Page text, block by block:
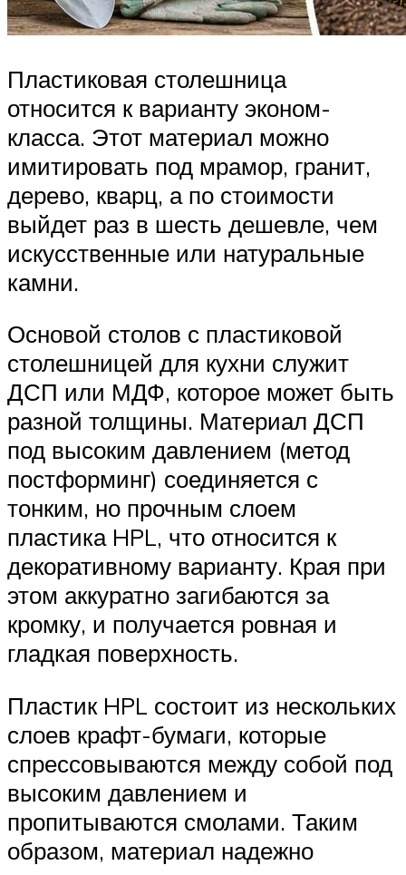
Пластиковая столешница
относится к варианту эконом-
класса. Этот материал можно
имитировать под мрамор, гранит,
дерево, кварц, а по стоимости
выйдет раз в шесть дешевле, чем
искусственные или натуральные
камни.
Основой столов с пластиковой
столешницей для кухни служит
ДСП или МДФ, которое может быть
разной толщины. Материал ДСП
под высоким давлением (метод
постформинг) соединяется с
тонким, но прочным слоем
пластика HPL, что относится к
декоративному варианту. Края при
этом аккуратно загибаются за
кромку, и получается ровная и
гладкая поверхность.
Пластик HPL состоит из нескольких
слоев крафт-бумаги, которые
спрессовываются между собой под
высоким давлением и
пропитываются смолами. Таким
образом, материал надежно